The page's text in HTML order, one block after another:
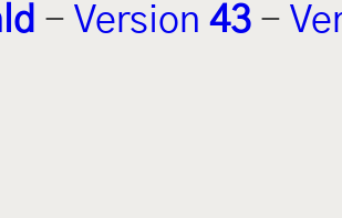
- Version 43 -